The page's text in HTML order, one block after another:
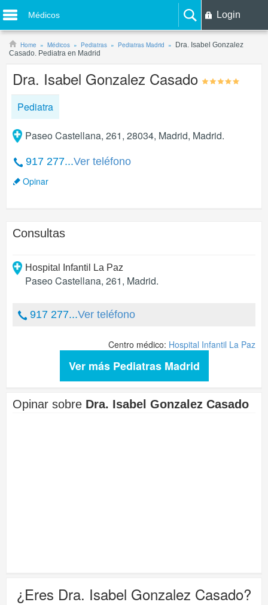
Médicos Login
Home Médicos Pediatras Pediatras Madrid
Dra. Isabel Gonzalez
Casado. Pediatra en Madrid
Dra. Isabel Gonzalez Casado
Pediatra
Paseo Castellana, 261, 28034, Madrid, Madrid.
917 277...Ver teléfono
Opinar
Consultas
Hospital Infantil La Paz
Paseo Castellana, 261, Madrid.
917 277...Ver teléfono
Centro médico: Hospital Infantil La Paz
Ver más Pediatras Madrid
Opinar sobre Dra. Isabel Gonzalez Casado
¿Eres Dra. Isabel Gonzalez Casado?